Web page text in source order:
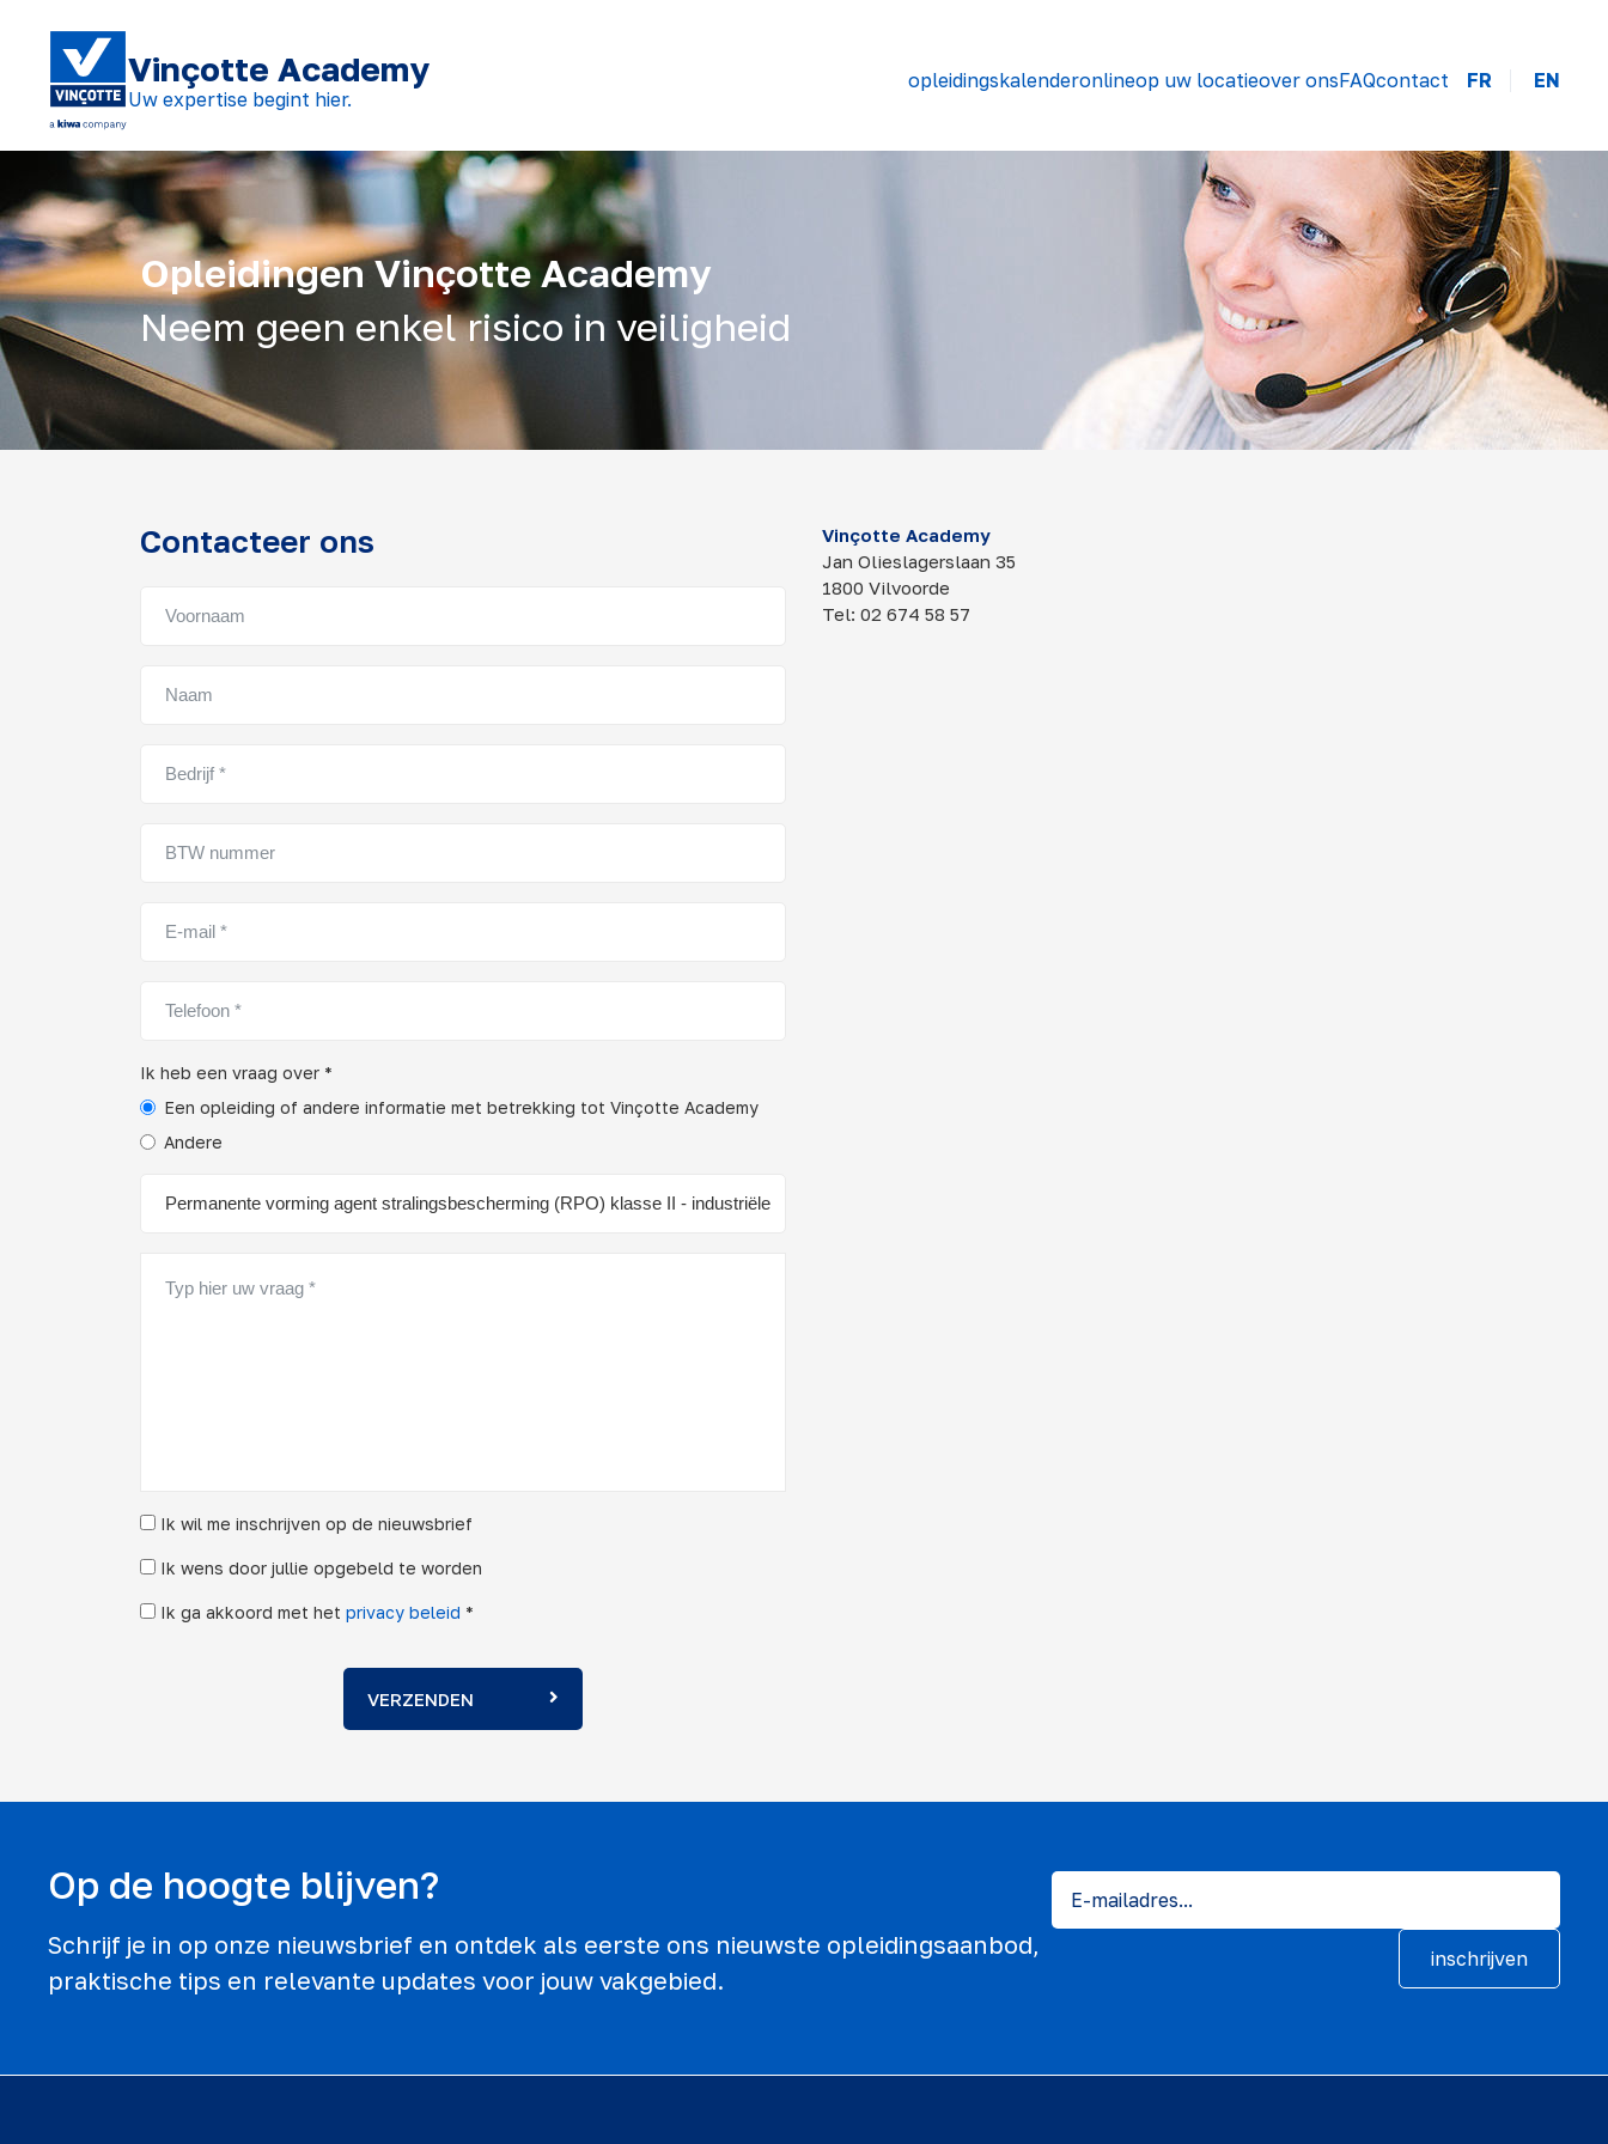
Vinçotte Academy
Uw expertise begint hier.
opleidingskalenderonlineop uw locatieover onsFAQcontact FR EN
Opleidingen Vinçotte Academy
Neem geen enkel risico in veiligheid
Contacteer ons
Ik heb een vraag over *
Een opleiding of andere informatie met betrekking tot Vinçotte Academy
Andere
Ik wil me inschrijven op de nieuwsbrief
Ik wens door jullie opgebeld te worden
Ik ga akkoord met het privacy beleid *
VERZENDEN
Vinçotte Academy
Jan Olieslagerslaan 35
1800 Vilvoorde
Tel: 02 674 58 57
Op de hoogte blijven?
Schrijf je in op onze nieuwsbrief en ontdek als eerste ons nieuwste opleidingsaanbod,
praktische tips en relevante updates voor jouw vakgebied.
inschrijven